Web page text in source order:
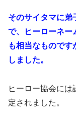
そのサイタマに弟
で、ヒーローネー
も相当なものです
しました。
ヒーロー協会に
定されました。